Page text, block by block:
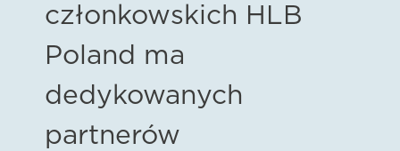
członkowskich HLB
Poland ma
dedykowanych
partnerów